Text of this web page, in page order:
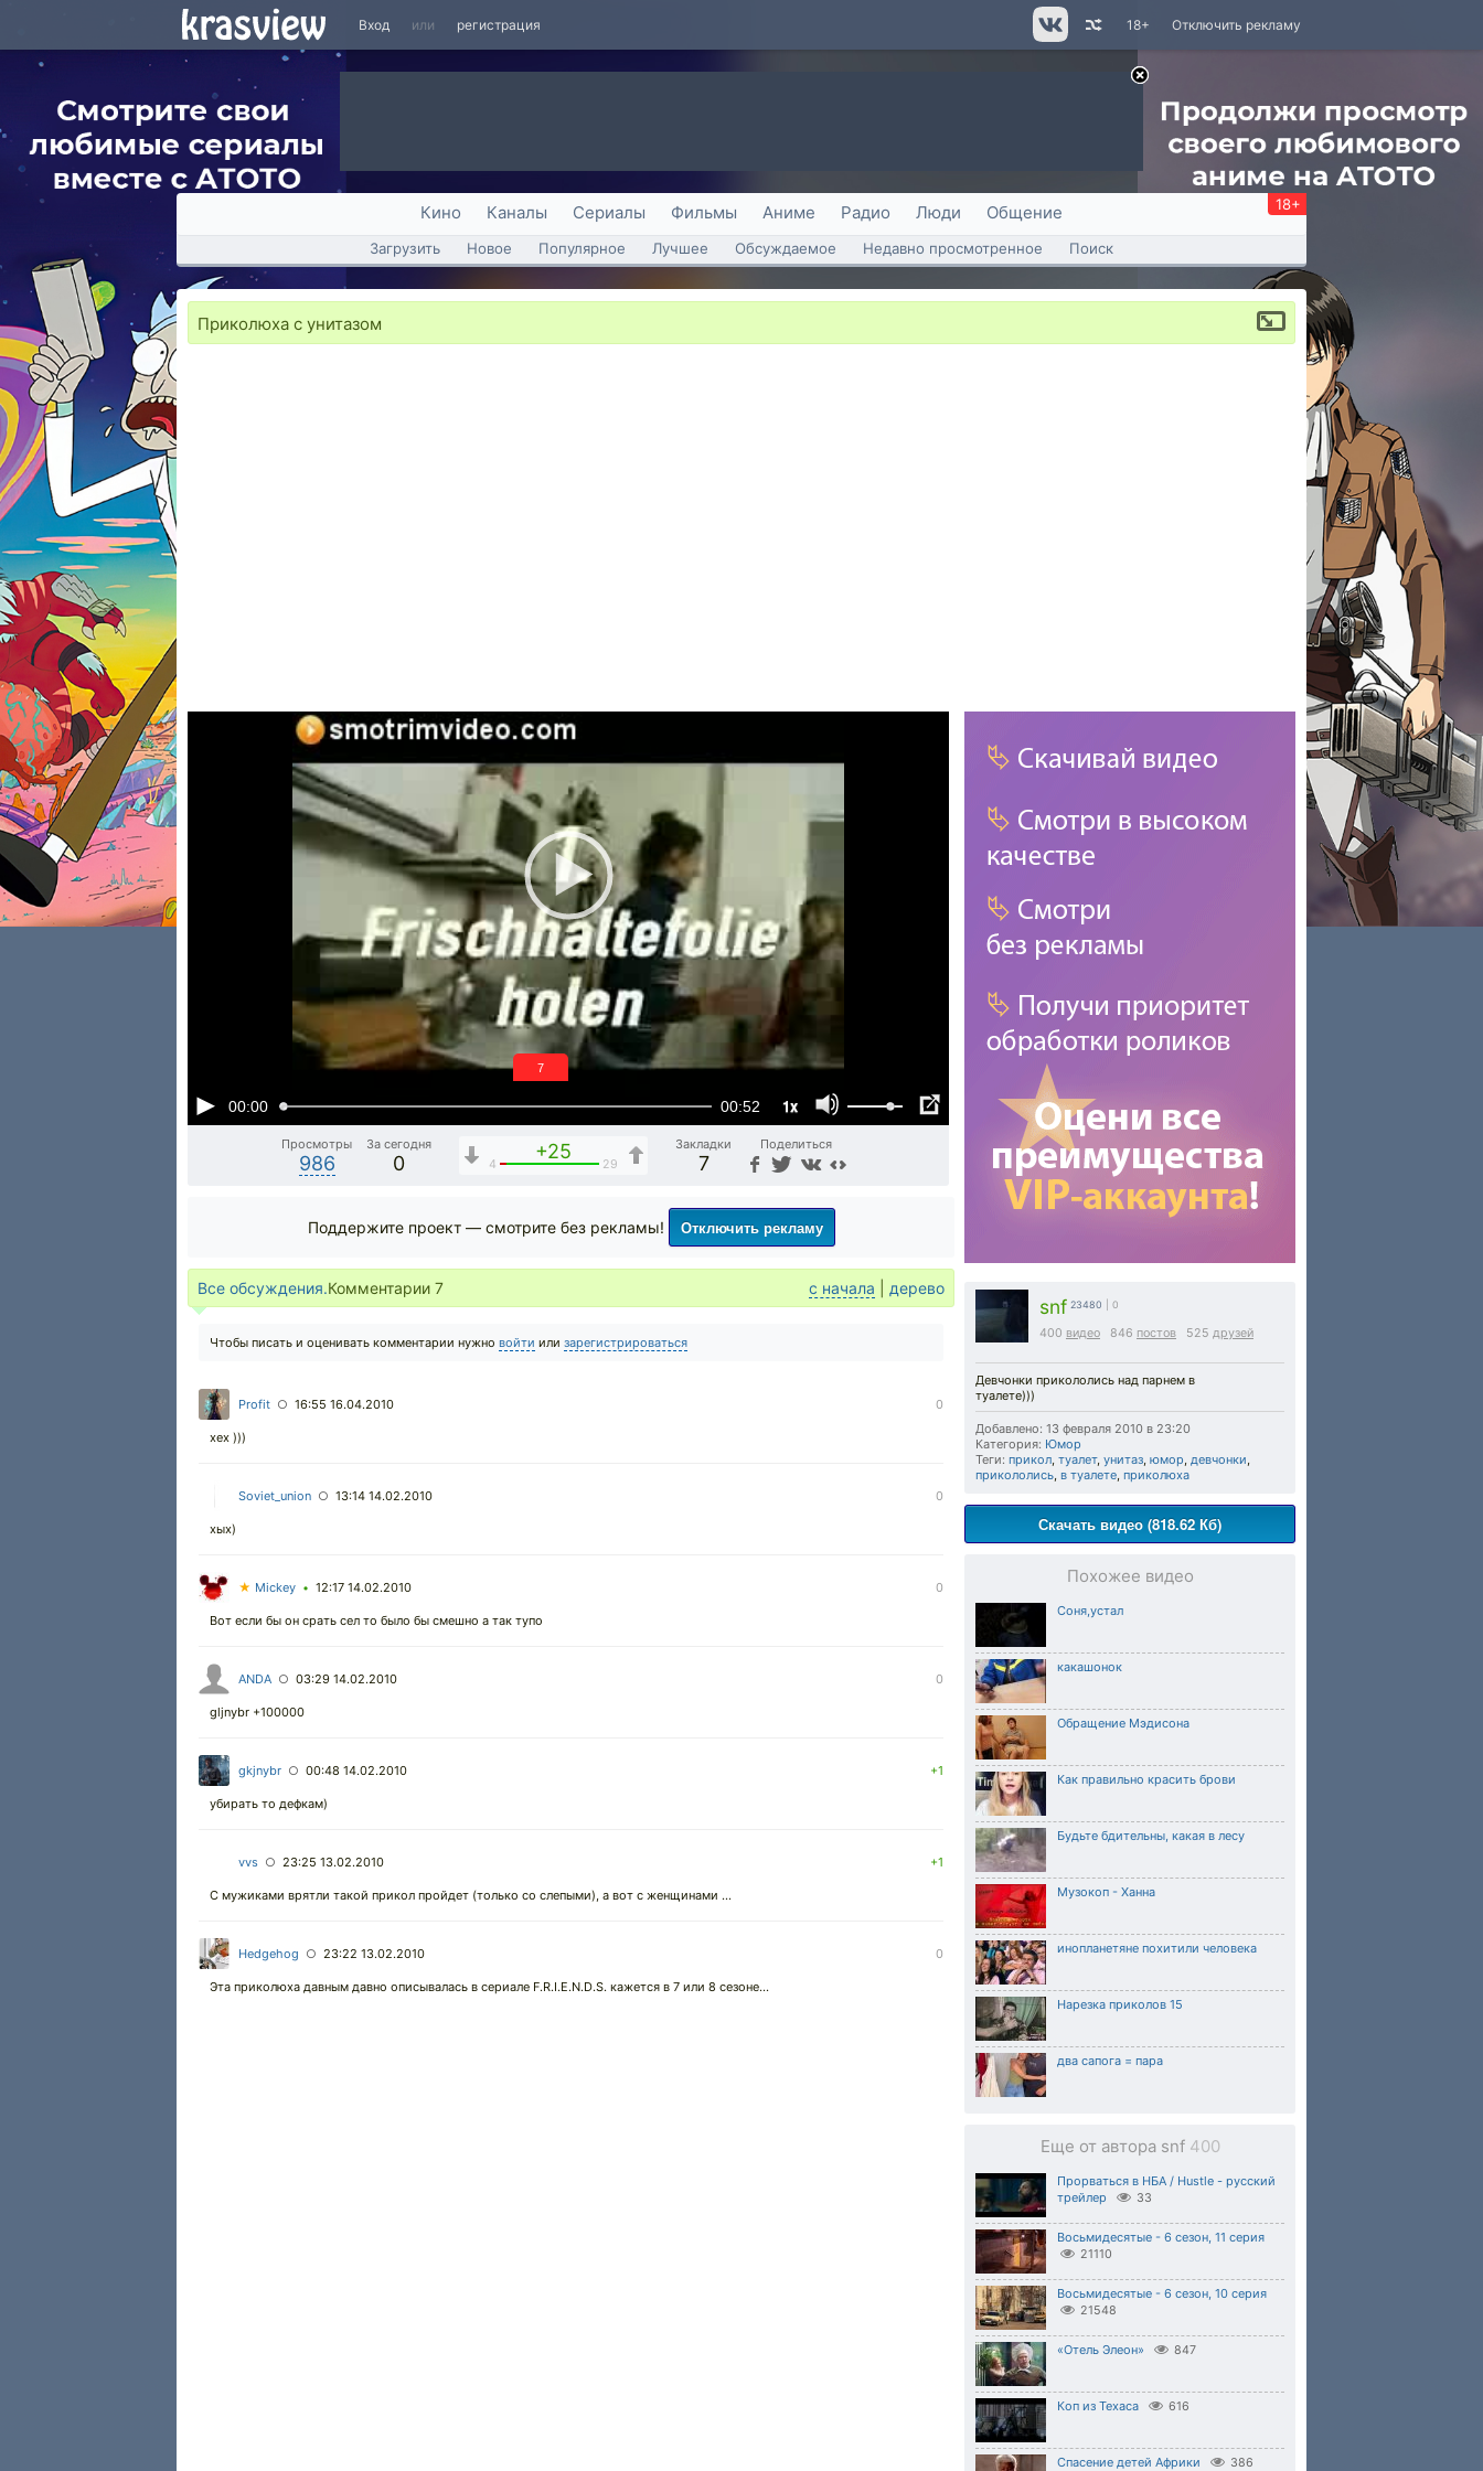
Вход или регистрация Отключить рекламу
18+
Кино Каналы Сериалы Фильмы Аниме Радио Люди Общение 18+
Загрузить Новое Популярное Лучшее Обсуждаемое Недавно просмотренное Поиск
Приколюха с унитазом
00:00 00:52 1x
6
Просмотры
986
За сегодня
0
+25
4 29
Закладки
7
Поделиться
snf 23480 | 0
400 видео 846 постов 525 друзей
Девчонки прикололись над парнем в
туалете)))
Добавлено: 13 февраля 2010 в 23:20
Категория: Юмор
Теги: прикол, туалет, унитаз, юмор, девчонки,
прикололись, в туалете, приколюха
Скачать видео (818.62 Кб)
Похожее видео
Cоня,устал
какашонок
Обращение Мэдисона
Как правильно красить брови
Будьте бдительны, какая в лесу
Музокоп - Ханна
инопланетяне похитили человека
Нарезка приколов 15
два сапога = пара
Еще от автора snf 400
Прорваться в НБА / Hustle - русский
трейлер
33
Восьмидесятые - 6 сезон, 11 серия
21110
Восьмидесятые - 6 сезон, 10 серия
21548
«Отель Элеон» 847
Коп из Техаса 616
Спасение детей Африки 386
Поддержите проект — смотрите без рекламы! Отключить рекламу
Все обсуждения.Комментарии 7 с начала дерево
Чтобы писать и оценивать комментарии нужно войти или зарегистрироваться
Profit ○ 16:55 16.04.2010 0
хех )))
Soviet_union ○ 13:14 14.02.2010 0
хых)
★ Mickey • 12:17 14.02.2010 0
Вот если бы он срать сел то было бы смешно а так тупо
ANDA ○ 03:29 14.02.2010 0
gljnybr +100000
gkjnybr ○ 00:48 14.02.2010 +1
убирать то дефкам)
vvs ○ 23:25 13.02.2010 +1
С мужиками врятли такой прикол пройдет (только со слепыми), а вот с женщинами ...
Hedgehog ○ 23:22 13.02.2010 0
Эта приколюха давным давно описывалась в сериале F.R.I.E.N.D.S. кажется в 7 или 8 сезоне...